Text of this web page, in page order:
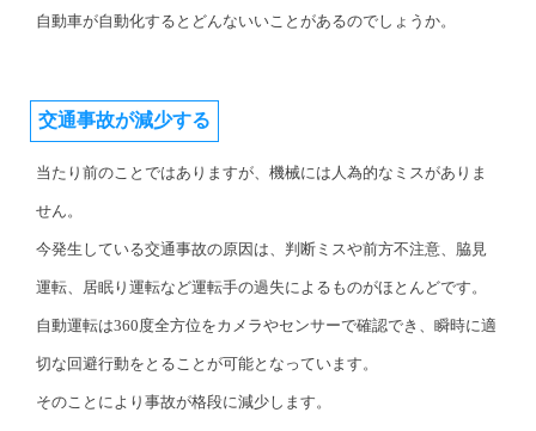
自動車が自動化するとどんないいことがあるのでしょうか。
交通事故が減少する
当たり前のことではありますが、機械には人為的なミスがありま
せん。
今発生している交通事故の原因は、判断ミスや前方不注意、脇見
運転、居眠り運転など運転手の過失によるものがほとんどです。
自動運転は360度全方位をカメラやセンサーで確認でき、瞬時に適
切な回避行動をとることが可能となっています。
そのことにより事故が格段に減少します。